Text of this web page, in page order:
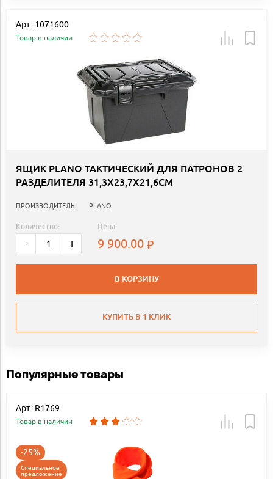
Арт.: 1071600
Товар в наличии
ЯЩИК PLANO ТАКТИЧЕСКИЙ ДЛЯ ПАТРОНОВ 2
РАЗДЕЛИТЕЛЯ 31,3Х23,7Х21,6СМ
ПРОИЗВОДИТЕЛЬ: PLANO
Количество:
- +
Цена:
9 900.00
В КОРЗИНУ
КУПИТЬ В 1 КЛИК
Популярные товары
Арт.: R1769
Товар в наличии
-25%
Специальное
предложение